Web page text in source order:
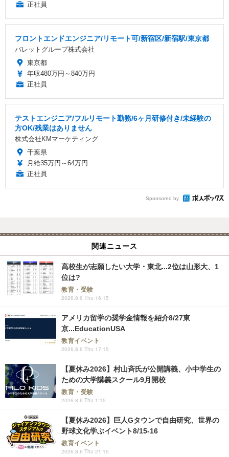
正社員
フロントエンドエンジニア/リモート可/新宿区/新宿駅/東京都
バレットグループ株式会社
東京都
年収480万円～840万円
正社員
テストエンジニア/フルリモート勤務/6ヶ月研修付き/未経験の
方OK/残業はありません
株式会社KMマーケティング
千葉県
月給35万円～64万円
正社員
Sponsored by
関連ニュース
高校生が志願したい大学・東北...2位は山形大、1
位は?
教育・受験
2026.8.6 Thu 16:15
アメリカ留学の奨学金情報を紹介8/27東
京...EducationUSA
教育イベント
2026.8.6 Thu 17:15
【夏休み2026】村山斉氏が公開講義、小中学生の
ための大学講義スクール9月開校
教育・受験
2026.8.6 Thu 1:15
【夏休み2026】巨人Gタウンで自由研究、世界の
野球文化学ぶイベント8/15-16
教育イベント
2026.8.6 Thu 21:15